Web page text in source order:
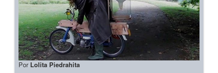
Por Lolita Piedrahita